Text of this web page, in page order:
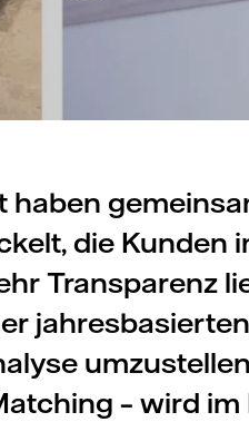
die Kunden
Transparenz
– wird im